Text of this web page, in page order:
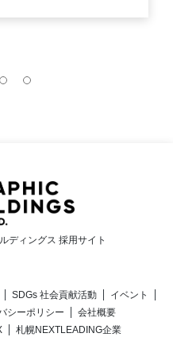
ディングス 採用サイト
SDGs 社会貢献活動
イベント
シーポリシー
会社概要
札幌NEXTLEADING企業